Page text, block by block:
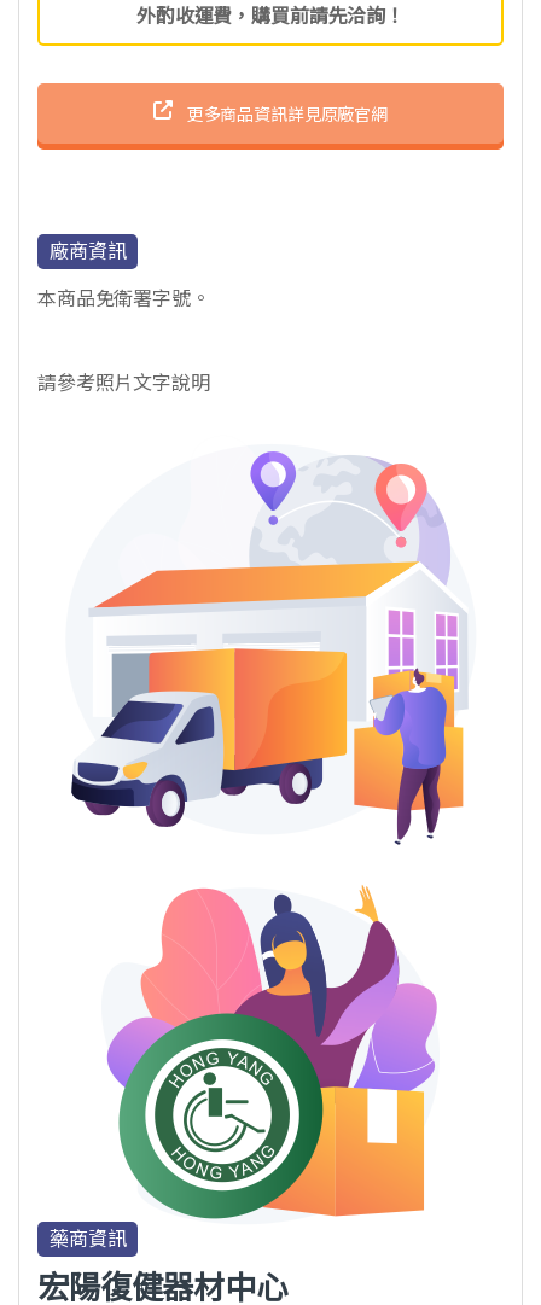
外酌收運費，購買前請先洽詢！
更多商品資訊詳見原廠官網
廠商資訊
本商品免衛署字號。
請參考照片文字說明
藥商資訊
宏陽復健器材中心